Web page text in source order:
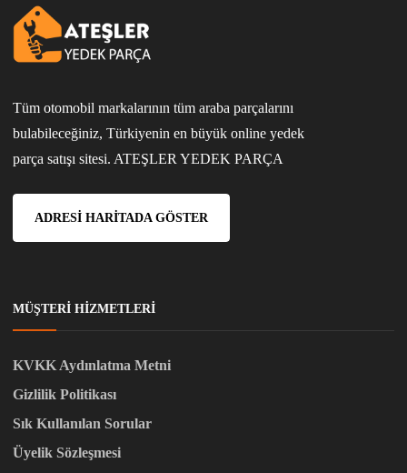
Tüm otomobil markalarının tüm araba parçalarını
bulabileceğiniz, Türkiyenin en büyük online yedek
parça satışı sitesi. ATEŞLER YEDEK PARÇA
ADRESI HARITADA GÖSTER
MÜŞTERI HIZMETLERI
KVKK Aydınlatma Metni
Gizlilik Politikası
Sık Kullanılan Sorular
Üyelik Sözleşmesi